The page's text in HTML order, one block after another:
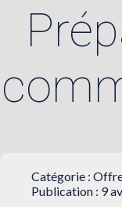
Catégorie :
Publication : 9